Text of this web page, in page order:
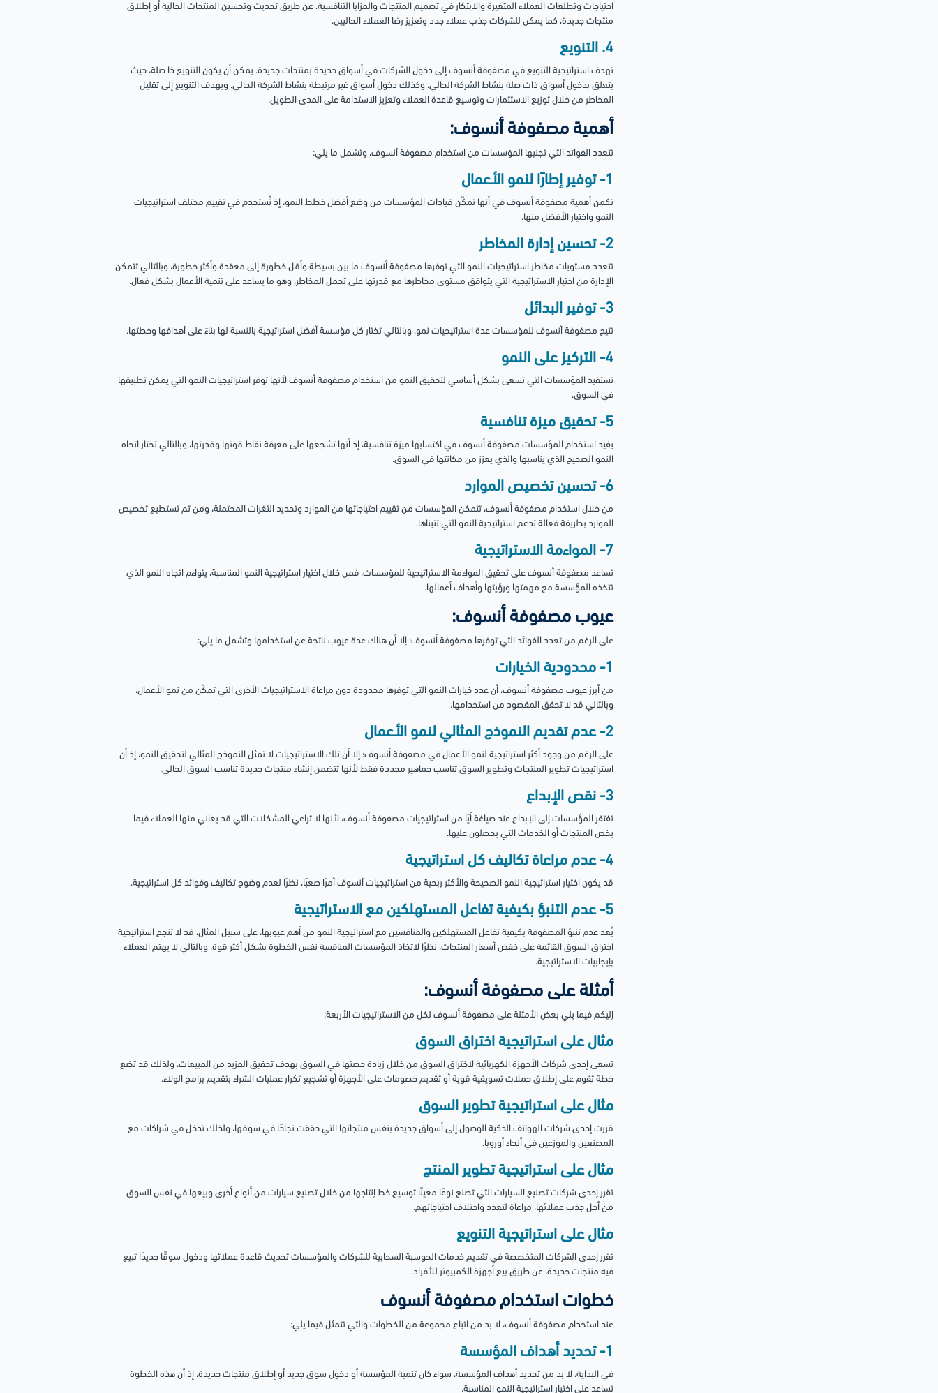
احتياجات وتطلعات العملاء المتغيرة والابتكار في تصميم المنتجات والمزايا التنافسية. عن طريق تحديث وتحسين المنتجات الحالية أو إطلاق
منتجات جديدة، كما يمكن للشركات جذب عملاء جدد وتعزيز رضا العملاء الحاليين.
4. التنويع
تهدف استراتيجية التنويع في مصفوفة أنسوف إلى دخول الشركات في أسواق جديدة بمنتجات جديدة. يمكن أن يكون التنويع ذا صلة، حيث
يتعلق بدخول أسواق ذات صلة بنشاط الشركة الحالي، وكذلك دخول أسواق غير مرتبطة بنشاط الشركة الحالي. ويهدف التنويع إلى تقليل
المخاطر من خلال توزيع الاستثمارات وتوسيع قاعدة العملاء وتعزيز الاستدامة على المدى الطويل.
أهمية مصفوفة أنسوف:
تتعدد الفوائد التي تجنيها المؤسسات من استخدام مصفوفة أنسوف، وتشمل ما يلي:
1- توفير إطارًا لنمو الأعمال
تكمن أهمية مصفوفة أنسوف في أنها تمكّن قيادات المؤسسات من وضع أفضل خطط النمو، إذ تُستخدم في تقييم مختلف استراتيجيات
النمو واختيار الأفضل منها.
2- تحسين إدارة المخاطر
تتعدد مستويات مخاطر استراتيجيات النمو التي توفرها مصفوفة أنسوف ما بين بسيطة وأقل خطورة إلى معقدة وأكثر خطورة، وبالتالي تتمكن
الإدارة من اختيار الاستراتيجية التي يتوافق مستوى مخاطرها مع قدرتها على تحمل المخاطر، وهو ما يساعد على تنمية الأعمال بشكل فعال.
3- توفير البدائل
تتيح مصفوفة أنسوف للمؤسسات عدة استراتيجيات نمو، وبالتالي تختار كل مؤسسة أفضل استراتيجية بالنسبة لها بناءً على أهدافها وخطتها.
4- التركيز على النمو
تستفيد المؤسسات التي تسعى بشكل أساسي لتحقيق النمو من استخدام مصفوفة أنسوف لأنها توفر استراتيجيات النمو التي يمكن تطبيقها
في السوق.
5- تحقيق ميزة تنافسية
يفيد استخدام المؤسسات مصفوفة أنسوف في اكتسابها ميزة تنافسية، إذ أنها تشجعها على معرفة نقاط قوتها وقدرتها، وبالتالي تختار اتجاه
النمو الصحيح الذي يناسبها والذي يعزز من مكانتها في السوق.
6- تحسين تخصيص الموارد
من خلال استخدام مصفوفة أنسوف، تتمكن المؤسسات من تقييم احتياجاتها من الموارد وتحديد الثغرات المحتملة، ومن ثم تستطيع تخصيص
الموارد بطريقة فعالة تدعم استراتيجية النمو التي تتبناها.
7- المواءمة الاستراتيجية
تساعد مصفوفة أنسوف على تحقيق المواءمة الاستراتيجية للمؤسسات، فمن خلال اختيار استراتيجية النمو المناسبة، يتواءم اتجاه النمو الذي
تتخذه المؤسسة مع مهمتها ورؤيتها وأهداف أعمالها.
عيوب مصفوفة أنسوف:
على الرغم من تعدد الفوائد التي توفرها مصفوفة أنسوف؛ إلا أن هناك عدة عيوب ناتجة عن استخدامها وتشمل ما يلي:
1- محدودية الخيارات
من أبرز عيوب مصفوفة أنسوف، أن عدد خيارات النمو التي توفرها محدودة دون مراعاة الاستراتيجيات الأخرى التي تمكّن من نمو الأعمال،
وبالتالي قد لا تحقق المقصود من استخدامها.
2- عدم تقديم النموذج المثالي لنمو الأعمال
على الرغم من وجود أكثر استراتيجية لنمو الأعمال في مصفوفة أنسوف؛ إلا أن تلك الاستراتيجيات لا تمثل النموذج المثالي لتحقيق النمو، إذ أن
استراتيجيات تطوير المنتجات وتطوير السوق تناسب جماهير محددة فقط لأنها تتضمن إنشاء منتجات جديدة تناسب السوق الحالي.
3- نقص الإبداع
تفتقر المؤسسات إلى الإبداع عند صياغة أيًا من استراتيجيات مصفوفة أنسوف، لأنها لا تراعي المشكلات التي قد يعاني منها العملاء فيما
يخص المنتجات أو الخدمات التي يحصلون عليها.
4- عدم مراعاة تكاليف كل استراتيجية
قد يكون اختيار استراتيجية النمو الصحيحة والأكثر ربحية من استراتيجيات أنسوف أمرًا صعبًا، نظرًا لعدم وضوح تكاليف وفوائد كل استراتيجية.
5- عدم التنبؤ بكيفية تفاعل المستهلكين مع الاستراتيجية
يُعد عدم تنبؤ المصفوفة بكيفية تفاعل المستهلكين والمنافسين مع استراتيجية النمو من أهم عيوبها، على سبيل المثال، قد لا تنجح استراتيجية
اختراق السوق القائمة على خفض أسعار المنتجات، نظرًا لاتخاذ المؤسسات المنافسة نفس الخطوة بشكل أكثر قوة، وبالتالي لا يهتم العملاء
بإيجابيات الاستراتيجية.
أمثلة على مصفوفة أنسوف:
إليكم فيما يلي بعض الأمثلة على مصفوفة أنسوف لكل من الاستراتيجيات الأربعة:
مثال على استراتيجية اختراق السوق
تسعى إحدى شركات الأجهزة الكهربائية لاختراق السوق من خلال زيادة حصتها في السوق بهدف تحقيق المزيد من المبيعات، ولذلك قد تضع
خطة تقوم على إطلاق حملات تسويقية قوية أو تقديم خصومات على الأجهزة أو تشجيع تكرار عمليات الشراء بتقديم برامج الولاء.
مثال على استراتيجية تطوير السوق
قررت إحدى شركات الهواتف الذكية الوصول إلى أسواق جديدة بنفس منتجاتها التي حققت نجاحًا في سوقها، ولذلك تدخل في شراكات مع
المصنعين والموزعين في أنحاء أوروبا.
مثال على استراتيجية تطوير المنتج
تقرر إحدى شركات تصنيع السيارات التي تصنع نوعًا معينًا توسيع خط إنتاجها من خلال تصنيع سيارات من أنواع أخرى وبيعها في نفس السوق
من أجل جذب عملائها، مراعاة لتعدد واختلاف احتياجاتهم.
مثال على استراتيجية التنويع
تقرر إحدى الشركات المتخصصة في تقديم خدمات الحوسبة السحابية للشركات والمؤسسات تحديث قاعدة عملائها ودخول سوقًا جديدًا تبيع
فيه منتجات جديدة، عن طريق بيع أجهزة الكمبيوتر للأفراد.
خطوات استخدام مصفوفة أنسوف
عند استخدام مصفوفة أنسوف، لا بد من اتباع مجموعة من الخطوات والتي تتمثل فيما يلي:
1- تحديد أهداف المؤسسة
في البداية، لا بد من تحديد أهداف المؤسسة، سواء كان تنمية المؤسسة أو دخول سوق جديد أو إطلاق منتجات جديدة، إذ أن هذه الخطوة
تساعد على اختيار استراتيجية النمو المناسبة.